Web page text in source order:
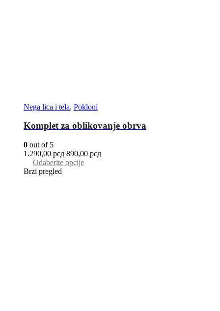
Nega lica i tela, Pokloni
Komplet za oblikovanje obrva
0 out of 5
1.290,00рсд 890,00 рсд
Odaberite opcije
Brzi pregled